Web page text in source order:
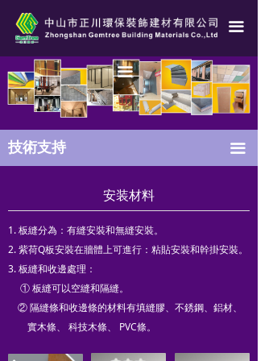
끀
1. 板縫分為：有縫安裝和無縫安裝。
2. 紫荷Q板安裝在牆體上可進行：粘貼安裝和幹掛安裝。
3. 板縫和收邊處理：
① 板縫可以空縫和隔縫。
② 隔縫條和收邊條的材料有填縫膠、不銹鋼、鋁材、
實木條、 科技木條、 PVC條。
技術支持 끀
技術支持
安装材料
安裝技術
解决方案
安装材料
끀
技術支持
安装材料
安裝技術
解决方案